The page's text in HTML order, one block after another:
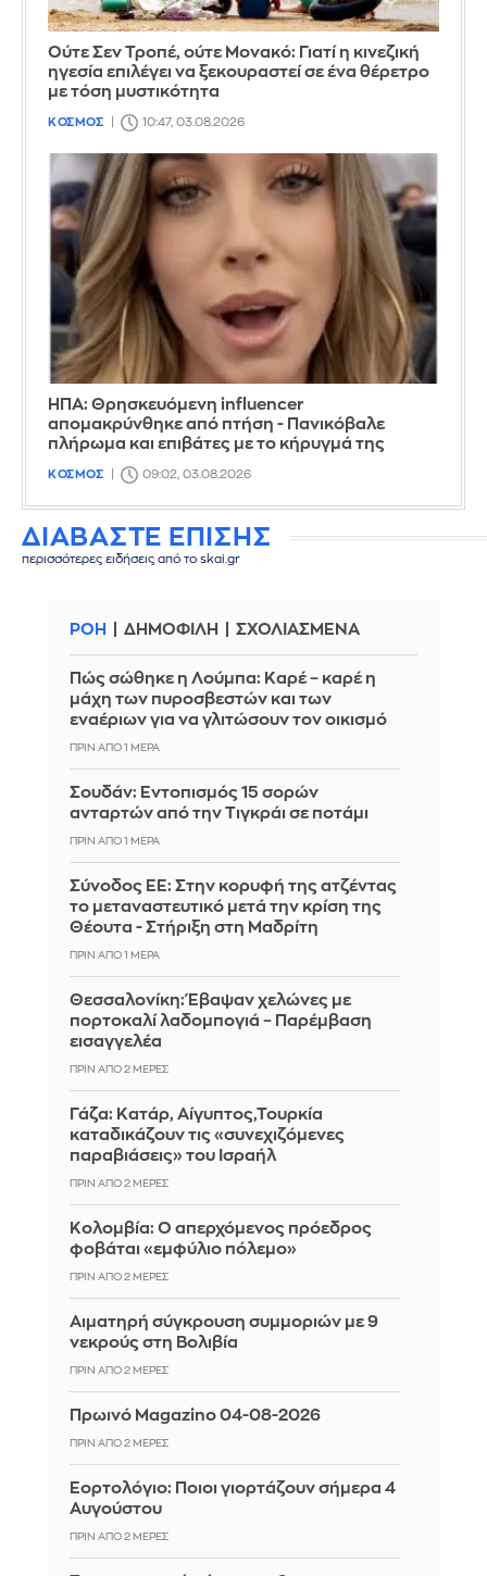
Ούτε Σεν Τροπέ, ούτε Μονακό: Γιατί η κινεζική
ηγεσία επιλέγει να ξεκουραστεί σε ένα θέρετρο
με τόση μυστικότητα
ΚΟΣΜΟΣ 10:47, 03.08.2026
ΗΠΑ: Θρησκευόμενη influencer
απομακρύνθηκε από πτήση - Πανικόβαλε
πλήρωμα και επιβάτες με το κήρυγμά της
ΚΟΣΜΟΣ 09:02, 03.08.2026
ΔΙΑΒΑΣΤΕ ΕΠΙΣΗΣ
περισσότερες ειδήσεις από το skai.gr
ΡΟΗ ΔΗΜΟΦΙΛΗ ΣΧΟΛΙΑΣΜΕΝΑ
Πώς σώθηκε η Λούμπα: Καρέ – καρέ η
μάχη των πυροσβεστών και των
εναέριων για να γλιτώσουν τον οικισμό
ΠΡΙΝ ΑΠΌ 1 ΜΈΡΑ
Σουδάν: Εντοπισμός 15 σορών
ανταρτών από την Τιγκράι σε ποτάμι
ΠΡΙΝ ΑΠΌ 1 ΜΈΡΑ
Σύνοδος ΕΕ: Στην κορυφή της ατζέντας
το μεταναστευτικό μετά την κρίση της
Θέουτα - Στήριξη στη Μαδρίτη
ΠΡΙΝ ΑΠΌ 1 ΜΈΡΑ
Θεσσαλονίκη: Έβαψαν χελώνες με
πορτοκαλί λαδομπογιά – Παρέμβαση
εισαγγελέα
ΠΡΙΝ ΑΠΌ 2 ΜΈΡΕΣ
Γάζα: Κατάρ, Αίγυπτος,Τουρκία
καταδικάζουν τις «συνεχιζόμενες
παραβιάσεις» του Ισραήλ
ΠΡΙΝ ΑΠΌ 2 ΜΈΡΕΣ
Κολομβία: Ο απερχόμενος πρόεδρος
φοβάται «εμφύλιο πόλεμο»
ΠΡΙΝ ΑΠΌ 2 ΜΈΡΕΣ
Αιματηρή σύγκρουση συμμοριών με 9
νεκρούς στη Βολιβία
ΠΡΙΝ ΑΠΌ 2 ΜΈΡΕΣ
Πρωινό Magazino 04-08-2026
ΠΡΙΝ ΑΠΌ 2 ΜΈΡΕΣ
Εορτολόγιο: Ποιοι γιορτάζουν σήμερα 4
Αυγούστου
ΠΡΙΝ ΑΠΌ 2 ΜΈΡΕΣ